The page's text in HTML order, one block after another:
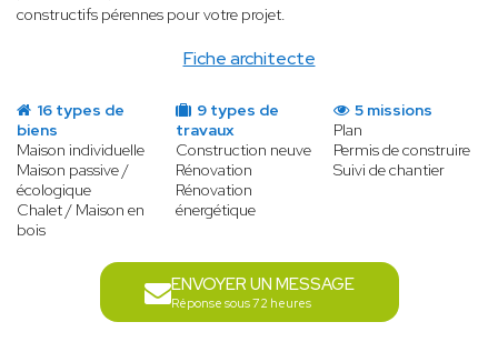
Fiche architecte
constructifs pérennes pour votre projet.
16 types de
biens
Maison individuelle
Maison passive /
écologique
Chalet / Maison en
bois
9 types de
travaux
Construction neuve
Rénovation
Rénovation
énergétique
5 missions
Plan
Permis de construire
Suivi de chantier
ENVOYER UN MESSAGE
Réponse sous 72 heures